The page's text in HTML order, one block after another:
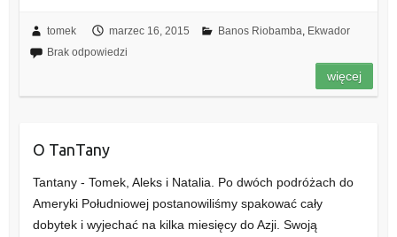
tomek marzec 16, 2015 Banos Riobamba Ekwador
Brak odpowiedzi
więcej
O TanTany
Tantany - Tomek, Aleks i Natalia. Po dwóch podróżach do
Ameryki Południowej postanowiliśmy spakować cały
dobytek i wyjechać na kilka miesięcy do Azji. Swoją